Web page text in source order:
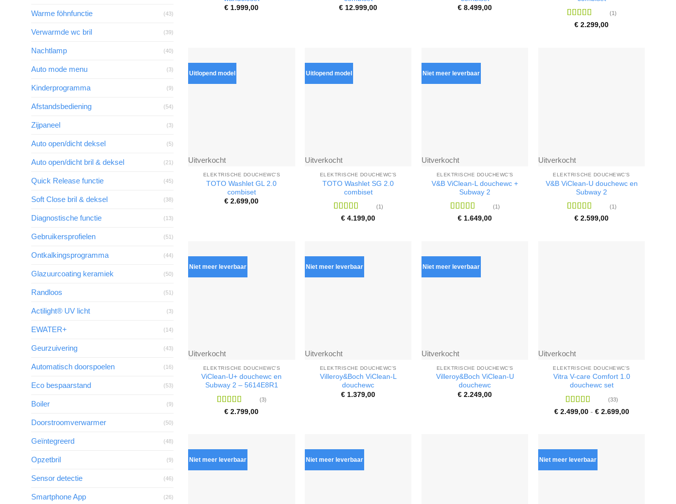
Warme föhnfunctie (43)
Verwarmde wc bril (39)
Nachtlamp (40)
Auto mode menu (3)
Kinderprogramma (9)
Afstandsbediening (54)
Zijpaneel (3)
Auto open/dicht deksel (5)
Auto open/dicht bril & deksel (21)
Quick Release functie (45)
Soft Close bril & deksel (38)
Diagnostische functie (13)
Gebruikersprofielen (51)
Ontkalkingsprogramma (44)
Glazuurcoating keramiek (50)
Randloos (51)
Actilight® UV licht (3)
EWATER+ (14)
Geurzuivering (43)
Automatisch doorspoelen (16)
Eco bespaarstand (53)
Boiler (9)
Doorstroomverwarmer (50)
Geïntegreerd (48)
Opzetbril (9)
Sensor detectie (46)
Smartphone App (26)
€ 1.999,00
€ 12.999,00
€ 8.499,00
Waardering
(1)
€ 2.299,00
Uitlopend model
Uitverkocht
ELEKTRISCHE DOUCHEWC'S
TOTO Washlet GL 2.0
combiset
€ 2.699,00
Uitlopend model
Uitverkocht
ELEKTRISCHE DOUCHEWC'S
TOTO Washlet SG 2.0
combiset
Waardering
(1)
€ 4.199,00
Niet meer leverbaar
Uitverkocht
ELEKTRISCHE DOUCHEWC'S
V&B ViClean-L douchewc +
Subway 2
Waardering
(1)
€ 1.649,00
Uitverkocht
ELEKTRISCHE DOUCHEWC'S
V&B ViClean-U douchewc en
Subway 2
Waardering
(1)
€ 2.599,00
Niet meer leverbaar
Uitverkocht
ELEKTRISCHE DOUCHEWC'S
ViClean-U+ douchewc en
Subway 2 – 5614E8R1
Waardering
(3)
€ 2.799,00
Niet meer leverbaar
Uitverkocht
ELEKTRISCHE DOUCHEWC'S
Villeroy&Boch ViClean-L
douchewc
€ 1.379,00
Niet meer leverbaar
Uitverkocht
ELEKTRISCHE DOUCHEWC'S
Villeroy&Boch ViClean-U
douchewc
€ 2.249,00
Uitverkocht
ELEKTRISCHE DOUCHEWC'S
Vitra V-care Comfort 1.0
douchewc set
Waardering
(33)
€2.499,00 - €2.699,00Prijsklasse:
Niet meer leverbaar Niet meer leverbaar Niet meer leverbaar